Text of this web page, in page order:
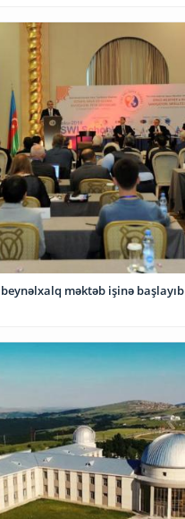
məktəb işinə başlayıb